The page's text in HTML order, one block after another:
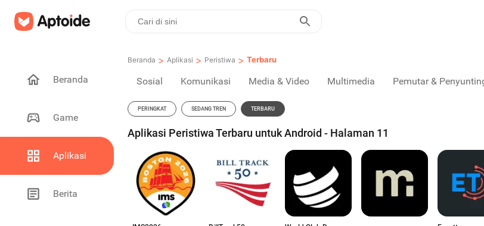
Beranda
Game
Aplikasi
Berita
Beranda > Aplikasi > Peristiwa > Terbaru
Sosial Komunikasi Media & Video Multimedia Pemutar &
PERINGKAT SEDANG TREN TERBARU
Aplikasi Peristiwa Terbaru untuk Android - Halaman 11